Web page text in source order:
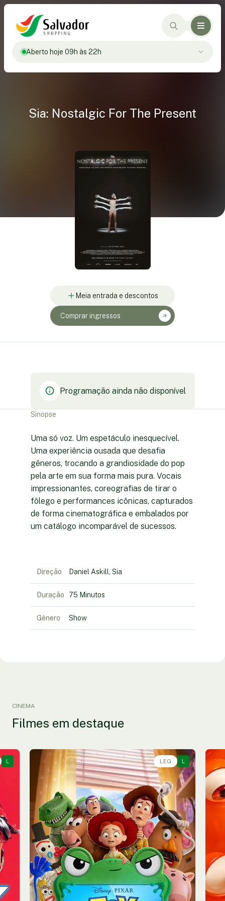
Aberto hoje 09h às 22h
Sia: Nostalgic For The Present
Meia entrada e descontos
Comprar ingressos
Programação ainda não disponível
Sinopse
Uma só voz. Um espetáculo inesquecível.
Uma experiência ousada que desafia
gêneros, trocando a grandiosidade do pop
pela arte em sua forma mais pura. Vocais
impressionantes, coreografias de tirar o
fôlego e performances icônicas, capturados
de forma cinematográfica e embalados por
um catálogo incomparável de sucessos.
Direção Daniel Askill, Sia
Duração 75 Minutos
Gênero Show
CINEMA
Filmes em destaque
L LEG L
Animação, Aventura, Comédia • • 1h40